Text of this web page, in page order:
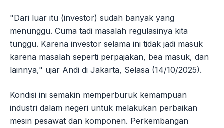
"Dari luar itu (investor) sudah banyak yang
menunggu. Cuma tadi masalah regulasinya kita
tunggu. Karena investor selama ini tidak jadi masuk
karena masalah seperti perpajakan, bea masuk, dan
lainnya," ujar Andi di Jakarta, Selasa (14/10/2025).
Kondisi ini semakin memperburuk kemampuan
industri dalam negeri untuk melakukan perbaikan
mesin pesawat dan komponen. Perkembangan